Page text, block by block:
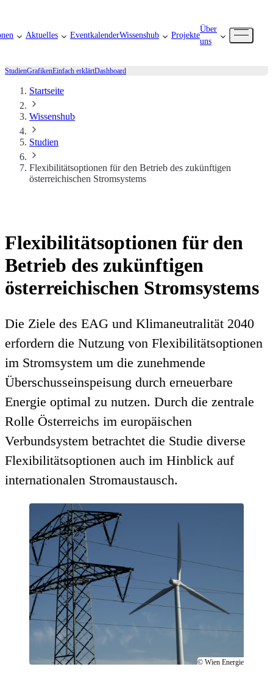
Aktuelles EventkalenderWissenshub Projekte
Über
uns
StudienGrafikenEinfach erklärtDashboard
Startseite
Wissenshub
Studien
Flexibilitätsoptionen für den Betrieb des zukünftigen
österreichischen Stromsystems
Flexibilitätsoptionen für den
Betrieb des zukünftigen
österreichischen Stromsystems
Die Ziele des EAG und Klimaneutralität 2040
erfordern die Nutzung von Flexibilitätsoptionen
im Stromsystem um die zunehmende
Überschusseinspeisung durch erneuerbare
Energie optimal zu nutzen. Durch die zentrale
Rolle Österreichs im europäischen
Verbundsystem betrachtet die Studie diverse
Flexibilitätsoptionen auch im Hinblick auf
internationalen Stromaustausch.
© Wien Energie